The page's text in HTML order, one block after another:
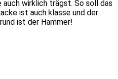
wirklich trägst. So soll das
ist auch klasse und der
ist der Hammer!